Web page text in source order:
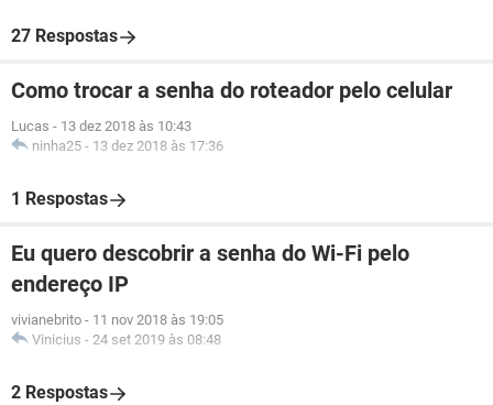
27 Respostas
Como trocar a senha do roteador pelo celular
Lucas - 13 dez 2018 às 10:43
ninha25 - 13 dez 2018 às 17:36
1 Respostas
Eu quero descobrir a senha do Wi-Fi pelo
endereço IP
vivianebrito - 11 nov 2018 às 19:05
Vinicius - 24 set 2019 às 08:48
2 Respostas